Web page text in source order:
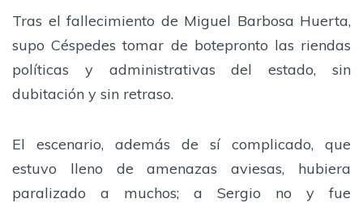
Tras el fallecimiento de Miguel Barbosa Huerta,
supo Céspedes tomar de botepronto las riendas
políticas y administrativas del estado, sin
dubitación y sin retraso.
El escenario, además de sí complicado, que
estuvo lleno de amenazas aviesas, hubiera
paralizado a muchos; a Sergio no y fue